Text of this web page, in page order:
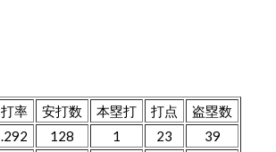
打率 安打数 本塁打 打点
盗塁数
.292 128 1 23
39